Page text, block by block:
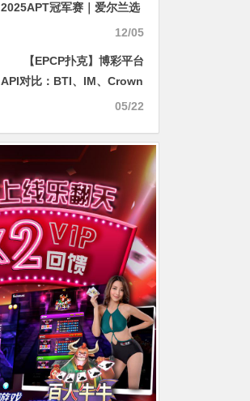
2025APT冠军赛｜爱尔兰选
手Toby Joyce问鼎豪客冠军
最壕赛事冠军奖金！
12/05
【EPCP扑克】博彩平台
API对比：BTI、IM、Crown
各体育平台的赔率更新速度
05/22